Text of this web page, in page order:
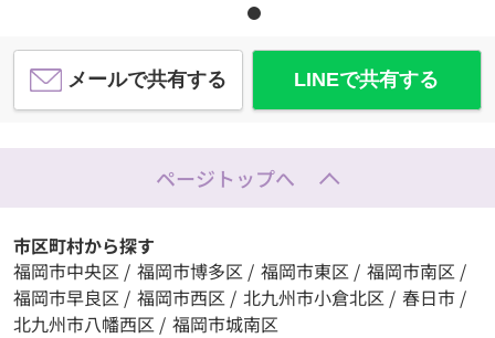
メールで共有する LINEで共有する
ページトップへ
市区町村から探す
福岡市中央区 / 福岡市博多区 / 福岡市東区 / 福岡市南区 /
福岡市早良区 / 福岡市西区 / 北九州市小倉北区 / 春日市 /
北九州市八幡西区 / 福岡市城南区